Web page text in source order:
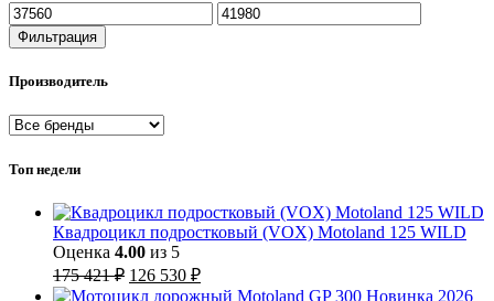
Минимальная
цена
Максимальная
цена
Фильтрация
Производитель
Топ недели
Квадроцикл подростковый (VOX) Motoland 125 WILD
Оценка 4.00 из 5
175 421₽ Первоначальная
цена
126 530 ₽Текущая
цена: